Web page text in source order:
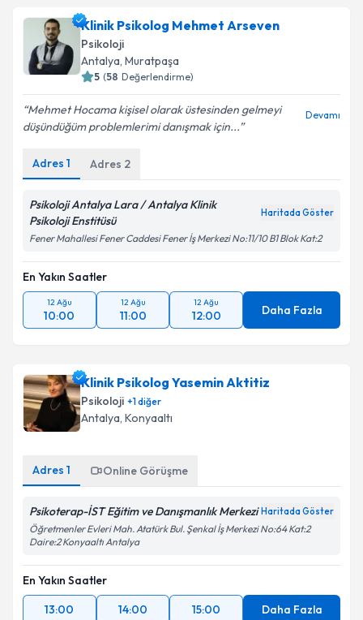
Klinik Psikolog Mehmet Arseven
Psikoloji
Antalya, Muratpaşa
5 (58 Değerlendirme)
Mehmet Hocama kişisel olarak üstesinden gelmeyi
düşündüğüm problemlerimi danışmak için...
Devamı
Adres 1 Adres 2
Psikoloji Antalya Lara / Antalya Klinik
Psikoloji Enstitüsü
Haritada Göster
Fener Mahallesi Fener Caddesi Fener İş Merkezi No:11/10 B1 Blok Kat:2
En Yakın Saatler
12 Ağu
10:00
12 Ağu
11:00
12 Ağu
12:00 Daha Fazla
Klinik Psikolog Yasemin Aktitiz
Psikoloji +1diğer
Antalya, Konyaaltı
Adres 1 Online Görüşme
Psikoterap-İST Eğitim ve Danışmanlık Merkezi Haritada Göster
Öğretmenler Evleri Mah. Atatürk Bul. Şenkal İş Merkezi No:64 Kat:2
Daire:2 Konyaaltı Antalya
En Yakın Saatler
13:00
14:00 15:00 Daha Fazla